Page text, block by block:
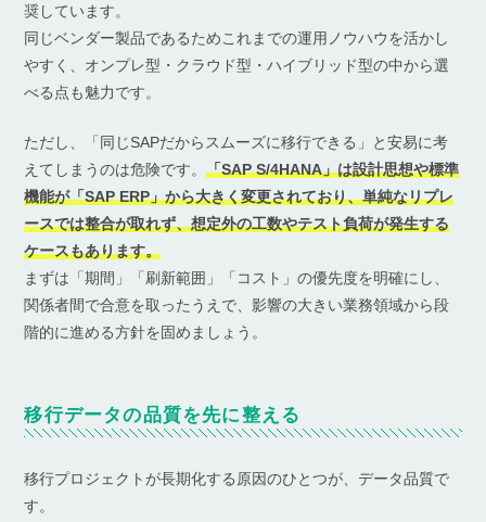
奨しています。
同じベンダー製品であるためこれまでの運用ノウハウを活かし
やすく、オンプレ型・クラウド型・ハイブリッド型の中から選
べる点も魅力です。
ただし、「同じSAPだからスムーズに移行できる」と安易に考
えてしまうのは危険です。「SAP S/4HANA」は設計思想や標準
機能が「SAP ERP」から大きく変更されており、単純なリプレ
ースでは整合が取れず、想定外の工数やテスト負荷が発生する
ケースもあります。
まずは「期間」「刷新範囲」「コスト」の優先度を明確にし、
関係者間で合意を取ったうえで、影響の大きい業務領域から段
階的に進める方針を固めましょう。
移行データの品質を先に整える
移行プロジェクトが長期化する原因のひとつが、データ品質で
す。